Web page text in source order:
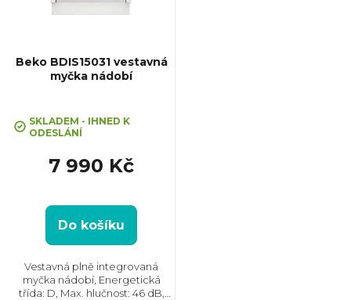
Beko BDIS15031 vestavná
myčka nádobí
SKLADEM - IHNED K
ODESLÁNÍ
7 990 Kč
Do košíku
Vestavná plně integrovaná
myčka nádobí, Energetická
třída: D, Max. hlučnost: 46 dB,